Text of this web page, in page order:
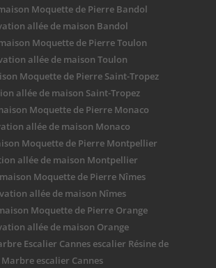
Moquette de Pierre Bandol
allée de maison Bandol
Moquette de Pierre Toulon
allée de maison Toulon
Moquette de Pierre Saint-Tropez
allée de maison Saint-Tropez
Moquette de Pierre Monaco
allée de maison Monaco
Moquette de Pierre Montpellier
allée de maison Montpellier
Moquette de Pierre Nîmes
allée de maison Nîmes
Moquette de Pierre Orange
allée de maison Orange
Escalier Cannes escalier Résine de
Marbre escalier Cannes